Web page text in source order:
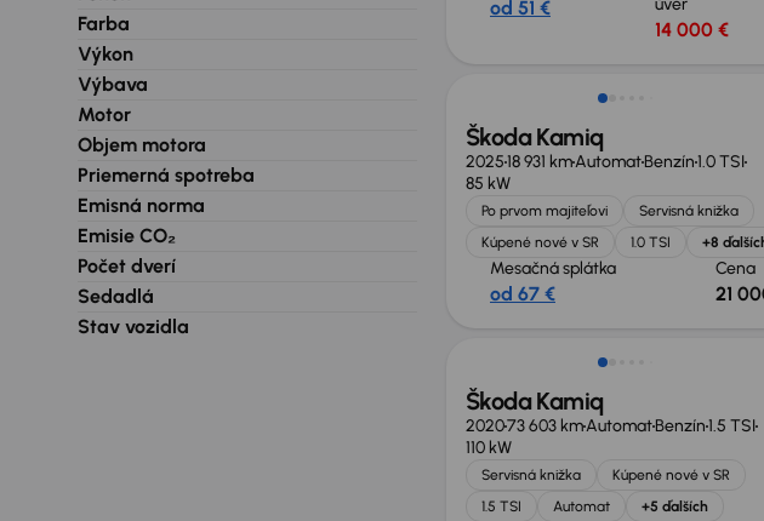
Farba
Výkon
Výbava
Motor
Objem motora
Priemerná spotreba
Emisná norma
Emisie CO₂
Počet dverí
Sedadlá
Stav vozidla
od 51 €
úver
14 000 €
Škoda Kamiq
202518 931 kmAutomatBenzín1.0 TSI
85 kW
Po prvom majiteľovi
Servisná knižka
Kúpené nové v SR
1.0 TSI +8
Mesačná splátka
od 67 €
Cena
21
Škoda Kamiq
202073 603 kmAutomatBenzín1.5 TSI
110 kW
Servisná knižka
Kúpené nové v SR
1.5 TSI
Automat +5 ďalších